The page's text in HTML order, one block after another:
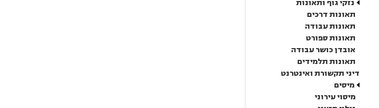
נזקי גוף ותאונות
תאונות דרכים
תאונות עבודה
תאונות ספורט
אובדן כושר עבודה
תאונות תלמידים
דיני תקשורת ואינטרנט
מיסים
מיסוי עירוני